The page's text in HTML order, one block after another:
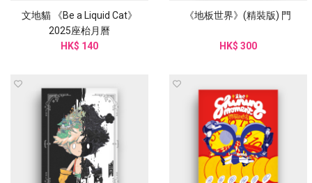
文地貓 《Be a Liquid Cat》
2025座枱月曆
HK$ 140
《地板世界》(精裝版) 門
HK$ 300